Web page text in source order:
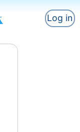
Log in